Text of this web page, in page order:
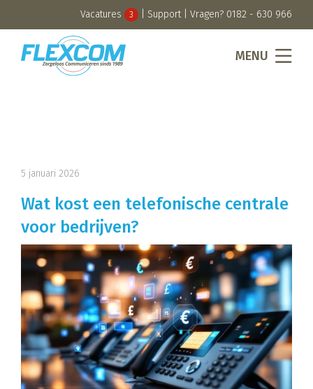
Vacatures 3 Support| Vragen? 0182 - 630 966
MENU
5 januari 2026
Wat kost een telefonische centrale
voor bedrijven?